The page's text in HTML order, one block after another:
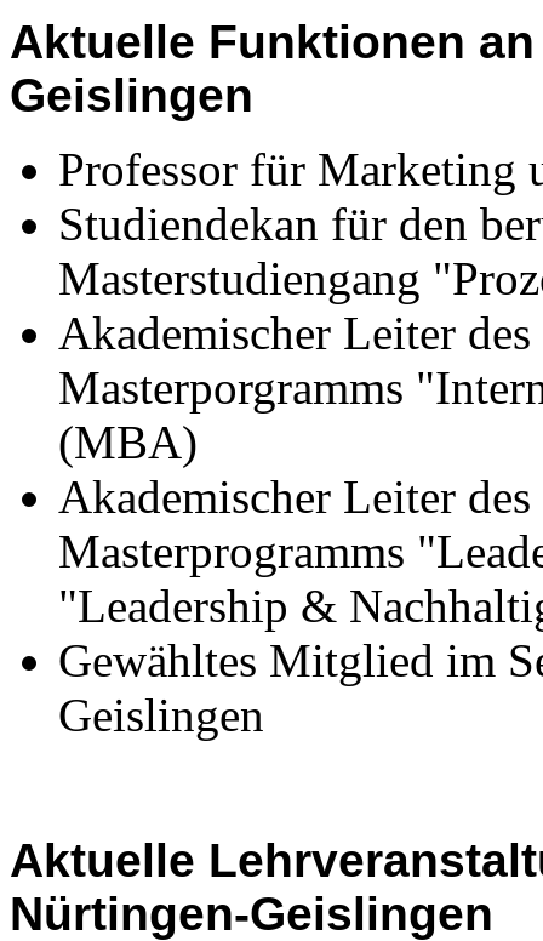
Aktuelle Funktionen
Geislingen
Professor für Marketing
Studiendekan für den
Masterstudiengang
Akademischer Leiter
Masterporgramms
(MBA)
Akademischer Leiter
Masterprogramms
"Leadership &
Gewähltes Mitglied im
Geislingen
Aktuelle
Nürtingen-Geislingen